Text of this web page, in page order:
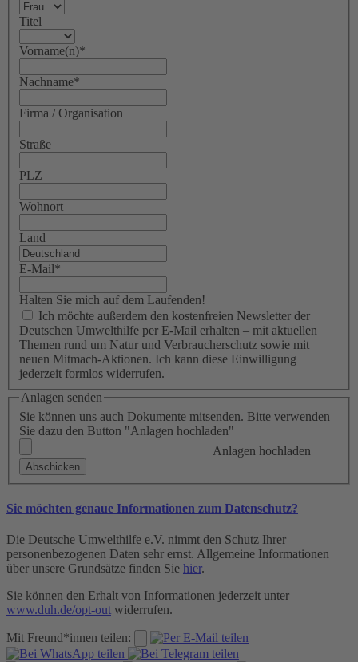
Titel
Vorname(n)*
Nachname*
Firma / Organisation
Straße
PLZ
Wohnort
Land
E-Mail*
Halten Sie mich auf dem Laufenden!
Ich möchte außerdem den kostenfreien Newsletter der
Deutschen Umwelthilfe per E-Mail erhalten – mit aktuellen
Themen rund um Natur und Verbraucherschutz sowie mit
neuen Mitmach-Aktionen. Ich kann diese Einwilligung
jederzeit formlos widerrufen.
Anlagen senden
Sie können uns auch Dokumente mitsenden. Bitte verwenden
Sie dazu den Button "Anlagen hochladen"
Anlagen hochladen
Sie möchten genaue Informationen zum Datenschutz?
Die Deutsche Umwelthilfe e.V. nimmt den Schutz Ihrer
personenbezogenen Daten sehr ernst. Allgemeine Informationen
über unsere Grundsätze finden Sie hier.
Sie können den Erhalt von Informationen jederzeit unter
www.duh.de/opt-out widerrufen.
Mit Freund*innen teilen: